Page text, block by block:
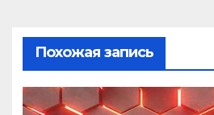
s
ni
ki
ь
Похожая запись